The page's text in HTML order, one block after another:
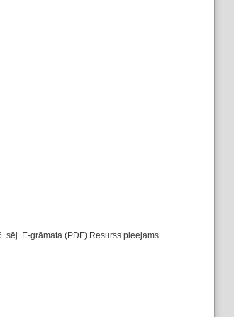
sēj. E-grāmata (PDF) Resurss pieejams